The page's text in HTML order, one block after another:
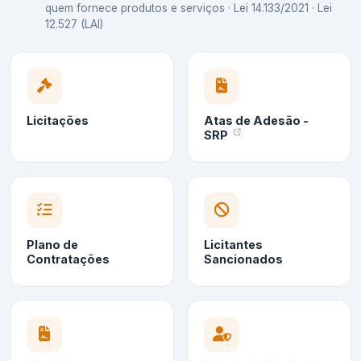
quem fornece produtos e serviços · Lei 14.133/2021 · Lei
12.527 (LAI)
Licitações
Atas de Adesão -
SRP
Plano de
Contratações
Licitantes
Sancionados